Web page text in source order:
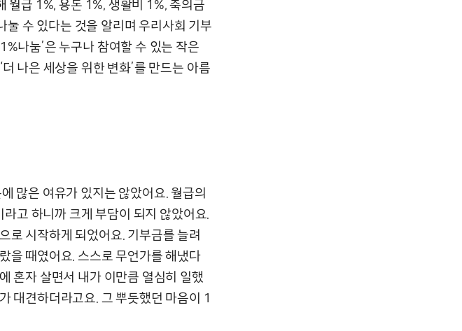
월급 1%, 용돈 1%, 생활비 1%, 축의금
눌 수 있다는 것을 알리며 우리사회 기부
나눔’은 누구나 참여할 수 있는 작은
나은 세상을 위한 변화’를 만드는 아름
많은 여유가 있지는 않았어요. 월급의
고 하니까 크게 부담이 되지 않았어요.
로 시작하게 되었어요. 기부금를 늘려
을 때였어요. 스스로 무언가를 해냈다
혼자 살면서 내가 이만큼 열심히 일했
대견하더라고요. 그 뿌듯했던 마음이 1